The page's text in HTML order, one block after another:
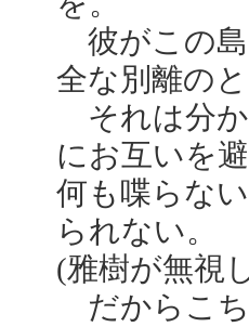
彼がこの島
全な別離の
それは分か
にお互いを
何も喋らな
られない。
(雅樹が無視
だからこ